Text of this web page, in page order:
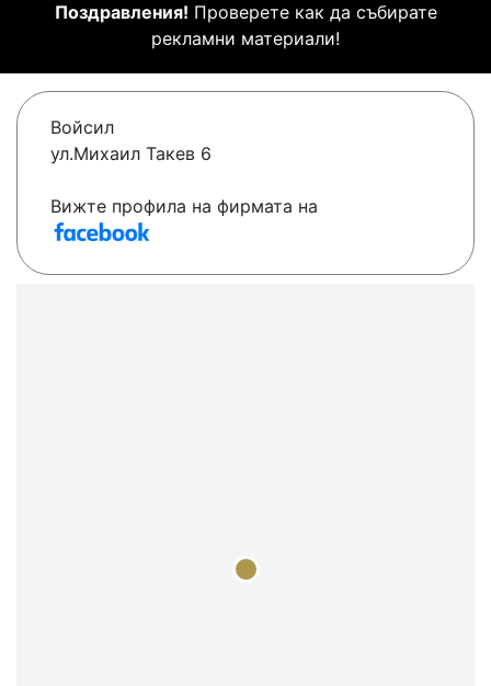
Поздравления! Проверете как да събирате
рекламни материали!
Войсил
ул.Михаил Такев 6
Вижте профила на фирмата на